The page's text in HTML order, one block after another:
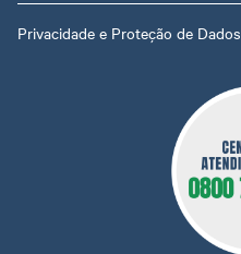
Privacidade e Proteção de Dados